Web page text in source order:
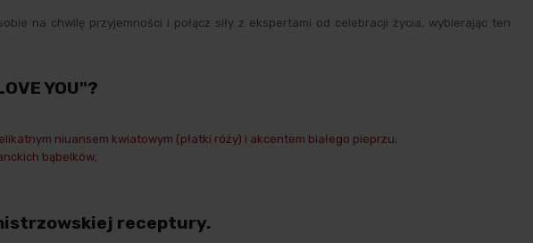
na chwilę przyjemności i połącz siły z ekspertami od celebracji życia, wybierając ten
YOU"?
niuansem kwiatowym (płatki róży) i akcentem białego pieprzu;
bąbelków;
receptury.